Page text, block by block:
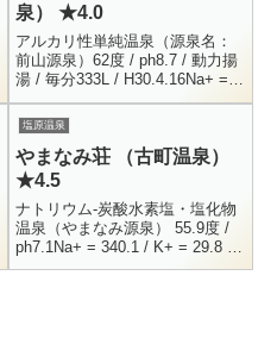
泉） ★4.0
アルカリ性単純温泉（源泉名：
前山源泉）62度 / ph8.7 / 動力揚
湯 / 毎分333L / H30.4.16Na+ =
68.3 / K+ = 0.8 / Ca+ = 6.9...
塩原温泉
やまなみ荘 （古町温泉）
★4.5
ナトリウム-炭酸水素塩・塩化物
温泉（やまなみ源泉） 55.9度 /
ph7.1Na+ = 340.1 / K+ = 29.8 /
Ca++ = 28.4 / Mg++ = 10.4...